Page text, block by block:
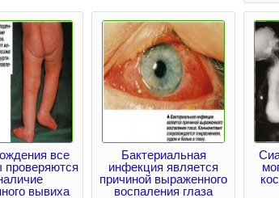
все
вывиха
Бактериальная
инфекция является
причиной выраженного
воспаления глаза